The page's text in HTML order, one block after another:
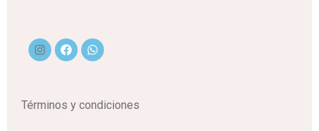
Términos y condiciones